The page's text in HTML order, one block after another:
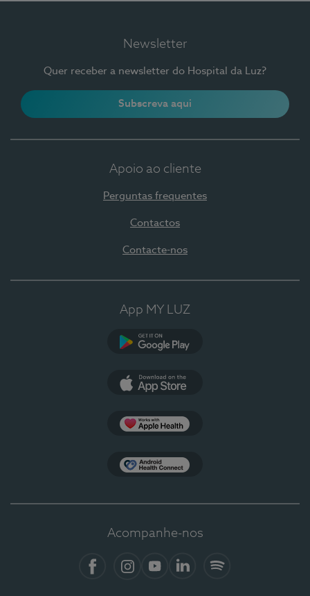
Newsletter
Quer receber a newsletter do Hospital da Luz?
Subscreva aqui
Apoio ao cliente
Perguntas frequentes
Contactos
Contacte-nos
App MY LUZ
Acompanhe-nos